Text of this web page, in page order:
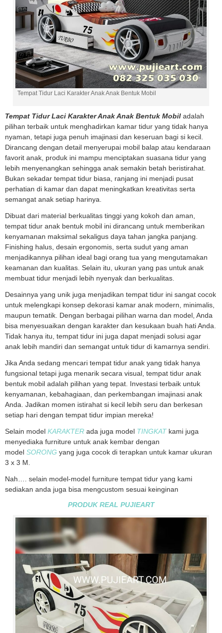
Tempat Tidur Laci Karakter Anak Anak Bentuk Mobil
Tempat Tidur Laci Karakter Anak Anak Bentuk Mobil adalah
pilihan terbaik untuk menghadirkan kamar tidur yang tidak hanya
nyaman, tetapi juga penuh imajinasi dan keseruan bagi si kecil.
Dirancang dengan detail menyerupai mobil balap atau kendaraan
favorit anak, produk ini mampu menciptakan suasana tidur yang
lebih menyenangkan sehingga anak semakin betah beristirahat.
Bukan sekadar tempat tidur biasa, ranjang ini menjadi pusat
perhatian di kamar dan dapat meningkatkan kreativitas serta
semangat anak setiap harinya.
Dibuat dari material berkualitas tinggi yang kokoh dan aman,
tempat tidur anak bentuk mobil ini dirancang untuk memberikan
kenyamanan maksimal sekaligus daya tahan jangka panjang.
Finishing halus, desain ergonomis, serta sudut yang aman
menjadikannya pilihan ideal bagi orang tua yang mengutamakan
keamanan dan kualitas. Selain itu, ukuran yang pas untuk anak
membuat tidur menjadi lebih nyenyak dan berkualitas.
Desainnya yang unik juga menjadikan tempat tidur ini sangat cocok
untuk melengkapi konsep dekorasi kamar anak modern, minimalis,
maupun tematik. Dengan berbagai pilihan warna dan model, Anda
bisa menyesuaikan dengan karakter dan kesukaan buah hati Anda.
Tidak hanya itu, tempat tidur ini juga dapat menjadi solusi agar
anak lebih mandiri dan semangat untuk tidur di kamarnya sendiri.
Jika Anda sedang mencari tempat tidur anak yang tidak hanya
fungsional tetapi juga menarik secara visual, tempat tidur anak
bentuk mobil adalah pilihan yang tepat. Investasi terbaik untuk
kenyamanan, kebahagiaan, dan perkembangan imajinasi anak
Anda. Jadikan momen istirahat si kecil lebih seru dan berkesan
setiap hari dengan tempat tidur impian mereka!
Selain model KARAKTER ada juga model TINGKATkami juga
menyediaka furniture untuk anak kembar dengan
model SORONG yang juga cocok di terapkan untuk kamar ukuran
3 x 3 M.
Nah…. selain model-model furniture tempat tidur yang kami
sediakan anda juga bisa mengcustom sesuai keinginan
PRODUK REAL PUJIEART